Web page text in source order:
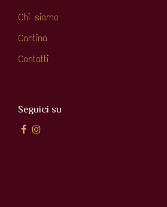
Via Fontana di Campoli 18,
Menu sito